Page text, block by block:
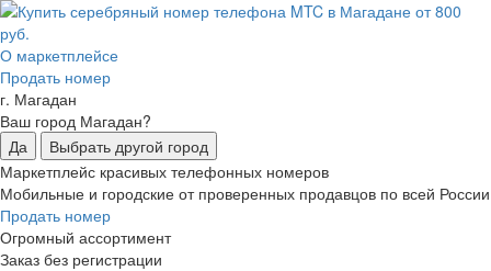
О маркетплейсе
Продать номер
г. Магадан
Ваш город Магадан?
Да
Выбрать другой город
Маркетплейс красивых телефонных номеров
Мобильные и городские от проверенных продавцов по всей России
Продать номер
Огромный ассортимент
Заказ без регистрации